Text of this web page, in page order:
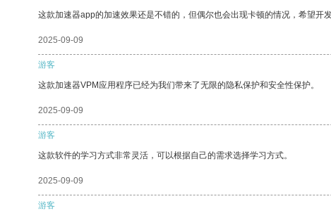
这款加速器app的加速效果还是不错的，但偶尔也会出现卡顿的情况，希望开
2025-09-09
游客
这款加速器VPM应用程序已经为我们带来了无限的隐私保护和安全性保护。
2025-09-09
游客
这款软件的学习方式非常灵活，可以根据自己的需求选择学习方式。
2025-09-09
游客